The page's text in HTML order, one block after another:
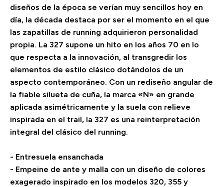
diseños de la época se verían muy sencillos hoy en
día, la década destaca por ser el momento en el que
las zapatillas de running adquirieron personalidad
propia. La 327 supone un hito en los años 70 en lo
que respecta a la innovación, al transgredir los
elementos de estilo clásico dotándolos de un
aspecto contemporáneo. Con un rediseño angular de
la fiable silueta de cuña, la marca «N» en grande
aplicada asimétricamente y la suela con relieve
inspirada en el trail, la 327 es una reinterpretación
integral del clásico del running.
- Entresuela ensanchada
- Empeine de ante y malla con un diseño de colores
exagerado inspirado en los modelos 320, 355 y